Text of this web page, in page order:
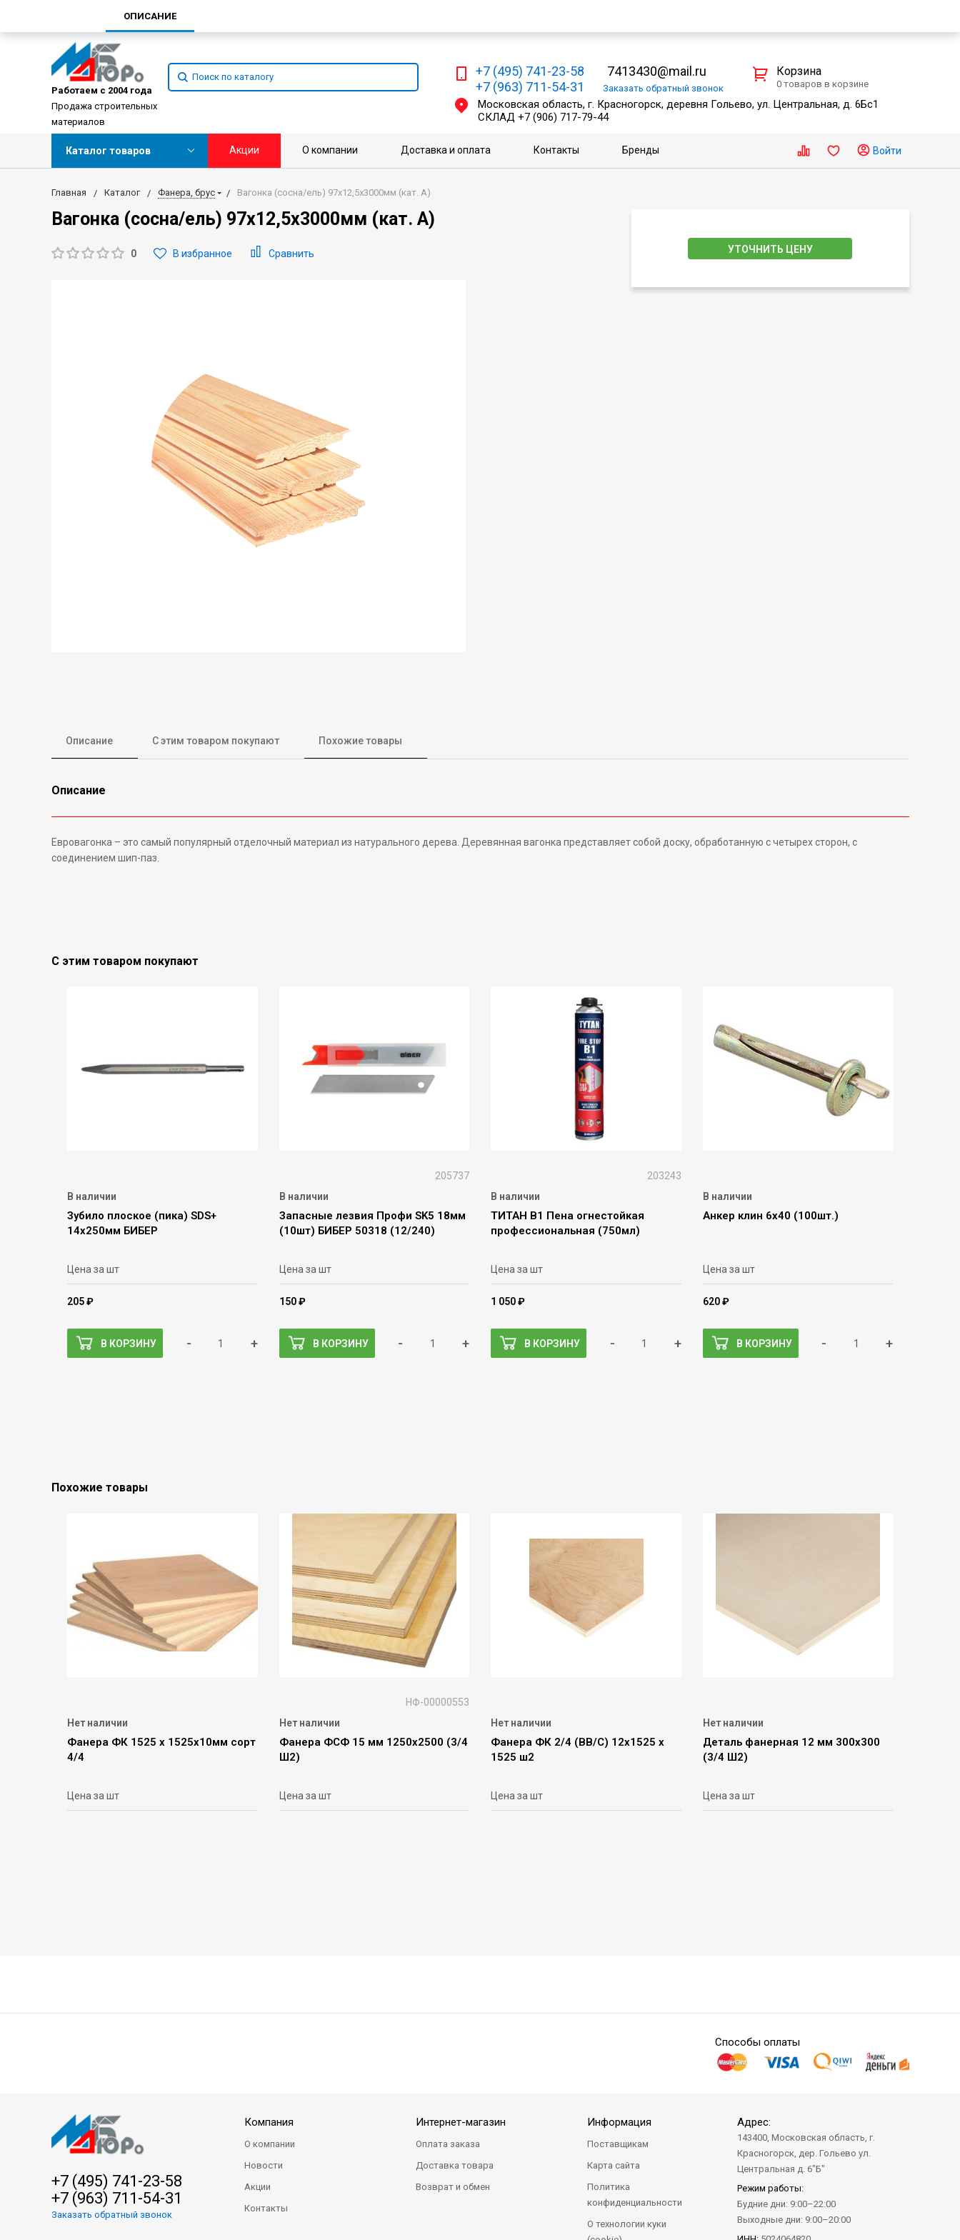
Работаем с 2004 года
Продажа строительных
материалов
+7 (495) 741-23-58
+7 (963) 711-54-31
7413430@mail.ru
Заказать обратный звонок
Московская область, г. Красногорск, деревня Гольево, ул. Центральная, д. 6Бс1
СКЛАД +7 (906) 717-79-44
Корзина
0 товаров в корзине
Каталог товаров Акции О компании Доставка и оплата Контакты Бренды Войти
Главная Каталог Фанера, брус Вагонка (сосна/ель) 97х12,5х3000мм (кат. А)
Вагонка (сосна/ель) 97х12,5х3000мм (кат. А)
0 В избранное Сравнить УТОЧНИТЬ ЦЕНУ
Описание С этим товаром покупают Похожие товары
Описание
Евровагонка – это самый популярный отделочный материал из натурального дерева. Деревянная вагонка представляет собой доску, обработанную с четырех сторон, с
соединением шип-паз.
С этим товаром покупают
В наличии
Зубило плоское (пика) SDS+
14х250мм БИБЕР
Цена за шт
205 ₽
В КОРЗИНУ - +
205737
В наличии
Запасные лезвия Профи SK5 18мм
(10шт) БИБЕР 50318 (12/240)
Цена за шт
150 ₽
В КОРЗИНУ - +
203243
В наличии
ТИТАН В1 Пена огнестойкая
профессиональная (750мл)
Цена за шт
1 050 ₽
В КОРЗИНУ - +
В наличии
Анкер клин 6х40 (100шт.)
Цена за шт
620 ₽
В КОРЗИНУ - +
Похожие товары
Нет наличии
Фанера ФК 1525 х 1525х10мм сорт
4/4
Цена за шт
НФ-00000553
Нет наличии
Фанера ФСФ 15 мм 1250х2500 (3/4
Ш2)
Цена за шт
Нет наличии
Фанера ФК 2/4 (ВВ/С) 12х1525 х
1525 ш2
Цена за шт
Нет наличии
Деталь фанерная 12 мм 300х300
(3/4 Ш2)
Цена за шт
ОПИСАНИЕ
Способы оплаты
+7 (495) 741-23-58
+7 (963) 711-54-31
Заказать обратный звонок
Компания
О компании
Новости
Акции
Контакты
Интернет-магазин
Оплата заказа
Доставка товара
Возврат и обмен
Информация
Поставщикам
Карта сайта
Политика
конфиденциальности
О технологии куки
Адрес:
143400, Московская область, г.
Красногорск, дер. Гольево ул.
Центральная д. 6"Б"
Режим работы:
Будние дни: 9:00–22:00
Выходные дни: 9:00–20:00